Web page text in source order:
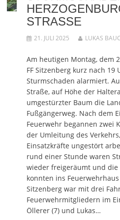
r
d
i
n
n
u
e
e
s
t
e
r
g
e
ö
f
n
e
t
)
i
r
d
i
n
e
u
F
n
s
t
e
r
g
e
ö
f
e
t
)
e
m
F
t
e
e
f
f
n
e
t
)
W
i
r
n
e
m
F
e
n
s
t
e
r
g
e
ö
f
n
e
t
)
STRASSE
21. JULI 2025 LUKAS
Am heutigen Montag, dem
FF Sitzenberg kurz nach 19
Sturmschaden alarmiert.
Straße, auf Höhe der
umgestürzter Baum die
Fußgängerweg. Nach dem
Feuerwehr begannen zwei
der Umleitung des
Einsatzkräfte ungestört
rund einer Stunde waren
wieder freigeräumt und die
konnten ins
Sitzenberg war mit drei
Feuerwehrmitgliedern im
Öllerer (7) und Lukas…